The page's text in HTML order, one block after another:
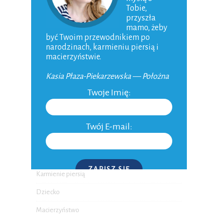
Ciąża tydzień po tygodniu
Forum dla kobiet w ciąży i mam
KATEGORIE
Planowanie ciąży
Poród
Karmienie piersią
Dziecko
Macierzyństwo
Tobie,
przyszła
mamo, żeby
być Twoim przewodnikiem po
narodzinach, karmieniu piersią i
macierzyństwie.
Kasia Płaza-Piekarzewska — Położna
Twoje Imię:
Twój E-mail:
ZAPISZ SIĘ
P.S. W każdej chwili możesz wypisać się z kursu.